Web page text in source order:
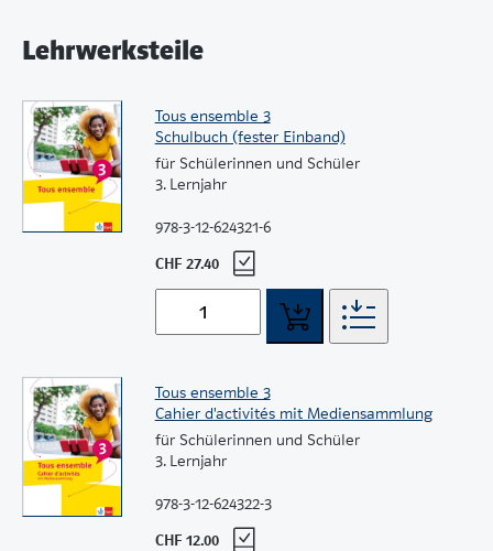
Lehrwerksteile
Tous ensemble 3
Schulbuch (fester Einband)
für Schülerinnen und Schüler
3. Lernjahr
978-3-12-624321-6
CHF 27.40
Tous ensemble 3
Cahier d'activités mit Mediensammlung
für Schülerinnen und Schüler
3. Lernjahr
978-3-12-624322-3
CHF 12.00